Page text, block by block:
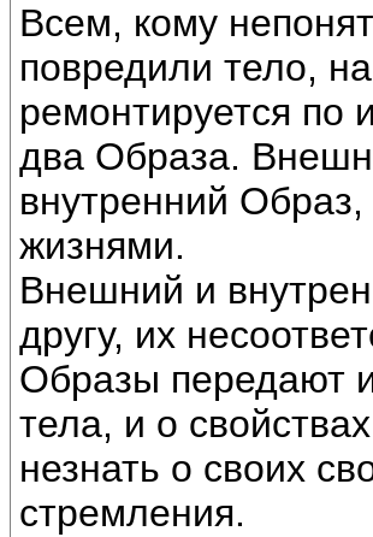
Всем, кому
повредили тело,
ремонтируется
два Образа.
внутренний
жизнями.
Внешний и
другу, их
Образы передают
тела, и о
незнать о своих
стремления.